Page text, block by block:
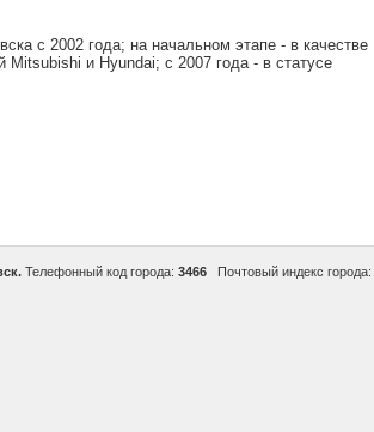
с 2002 года; на начальном этапе - в качестве
и Hyundai; с 2007 года - в статусе
Телефонный код города: 3466 Почтовый индекс города: